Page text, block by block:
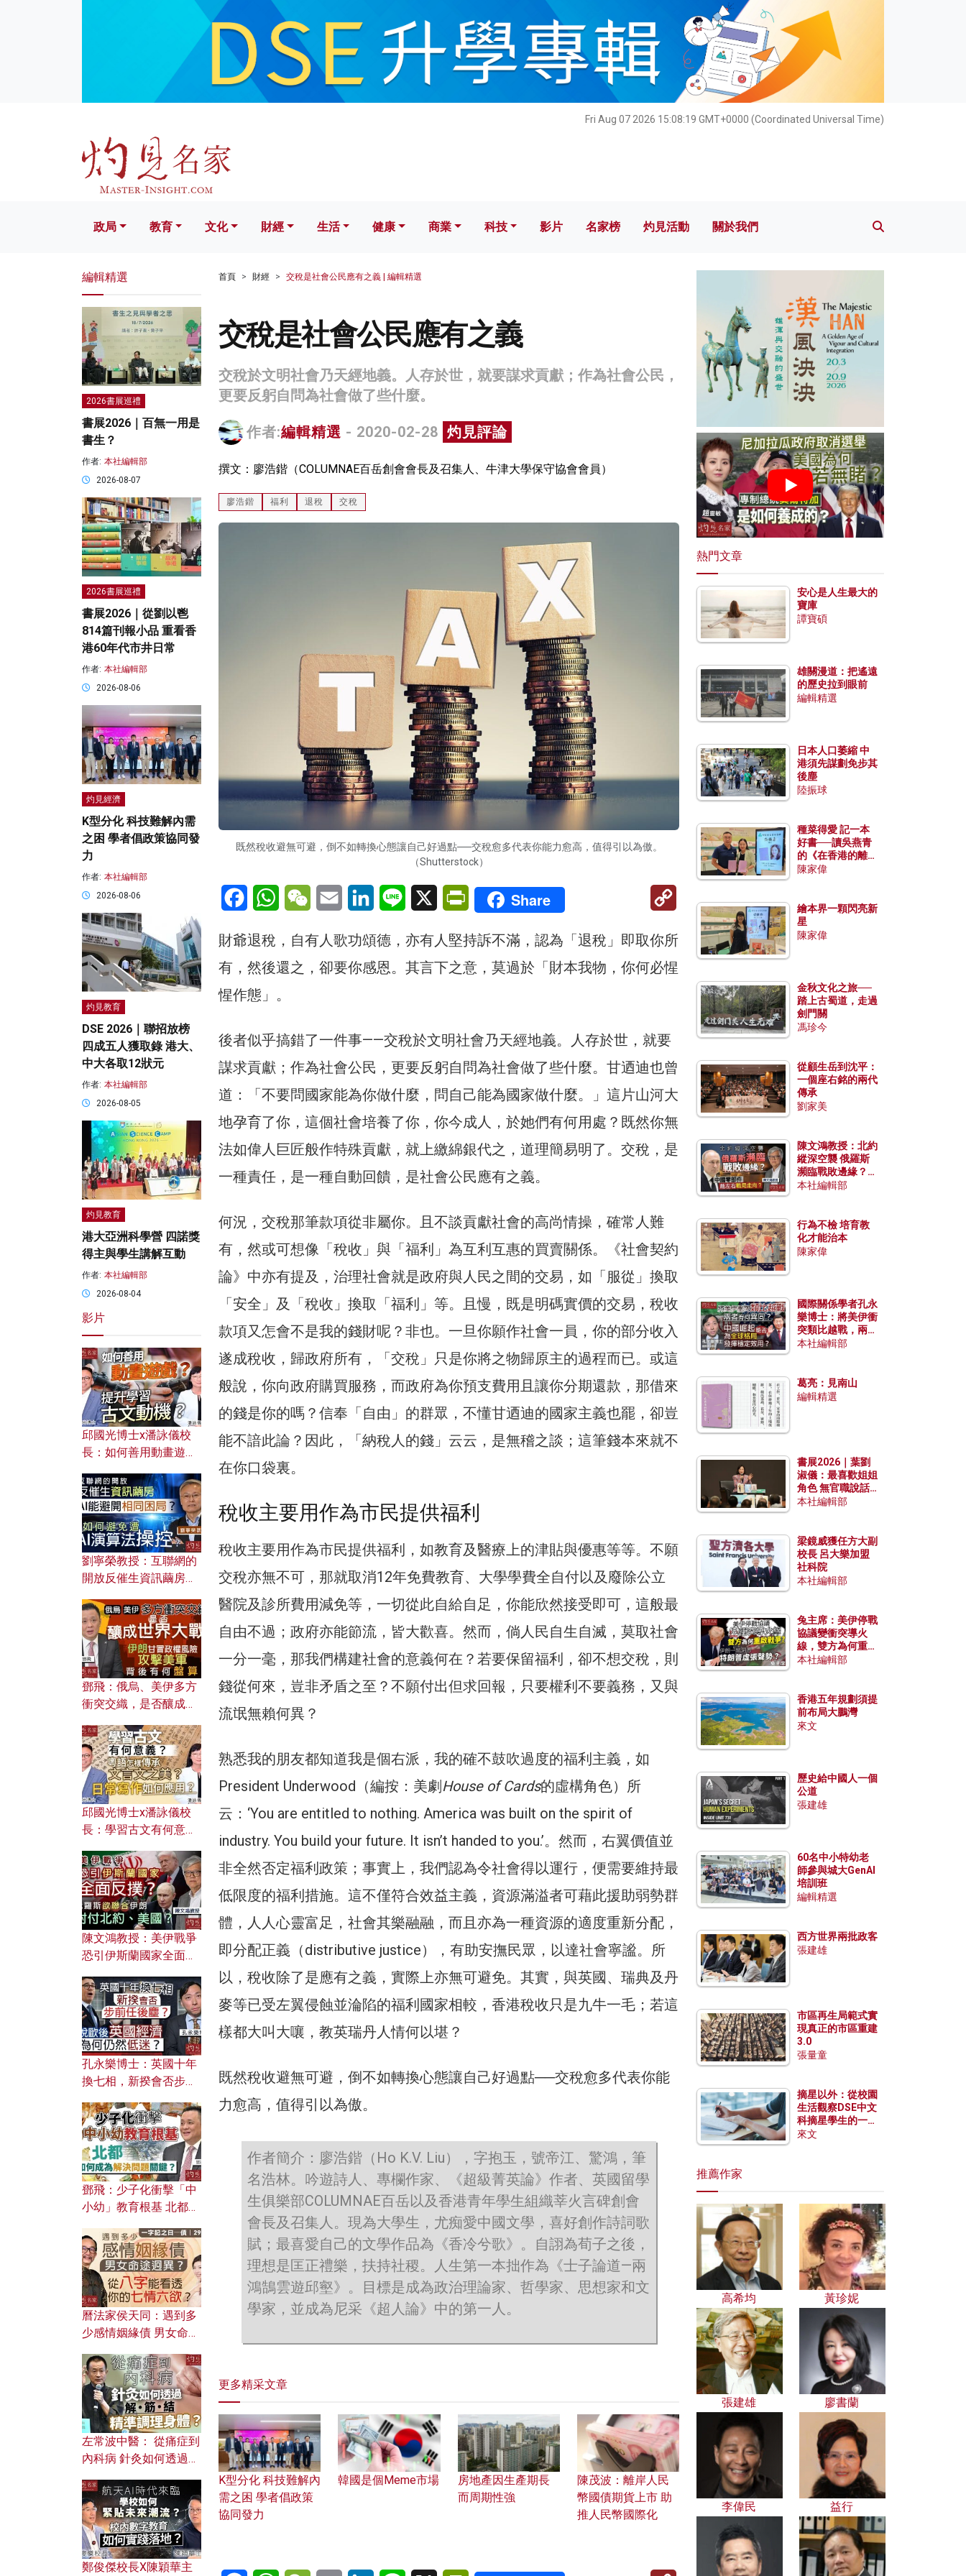
Fri Aug 07 2026 15:08:21 GMT+0000 (Coordinated Universal Time)
文化 財經 生活 健康 科技 影片 名家榜 灼見活動 關於我們
政局 教育 文化 財經 生活 健康 商業 科技 影片 名家榜 灼見活動 關於我們
首頁 財經 交稅是社會公民應有之義 | 編輯精選
交稅是社會公民應有之義
交稅於文明社會乃天經地義。人存於世，就要謀求貢獻；作為社會公民，
更要反躬自問為社會做了些什麼。
作者:編輯精選 - 2020-02-28 灼見評論
撰文：廖浩鍇（COLUMNAE百岳創會會長及召集人、牛津大學保守協會會員）
廖浩鍇 福利 退稅 交稅
既然稅收避無可避，倒不如轉換心態讓自己好過點──交稅愈多代表你能力愈高，值得引以為傲。
（Shutterstock）
FacebookWhatsAppWeChatEmail LinkedInLine X PrintFriendly
Share
Link
財爺退稅，自有人歌功頌德，亦有人堅持訴不滿，認為「退稅」即取你所
有，然後還之，卻要你感恩。其言下之意，莫過於「財本我物，你何必惺
惺作態」。
後者似乎搞錯了一件事——交稅於文明社會乃天經地義。人存於世，就要
謀求貢獻；作為社會公民，更要反躬自問為社會做了些什麼。甘迺迪也曾
道：「不要問國家能為你做什麼，問自己能為國家做什麼。」這片山河大
地孕育了你，這個社會培養了你，你今成人，於她們有何用處？既然你無
法如偉人巨匠般作特殊貢獻，就上繳綿銀代之，道理簡易明了。交稅，是
一種責任，是一種自動回饋，是社會公民應有之義。
何況，交稅那筆款項從非屬你。且不談貢獻社會的高尚情操，確常人難
有，然或可想像「稅收」與「福利」為互利互惠的買賣關係。《社會契約
論》中亦有提及，治理社會就是政府與人民之間的交易，如「服從」換取
「安全」及「稅收」換取「福利」等。且慢，既是明碼實價的交易，稅收
款項又怎會不是我的錢財呢？非也。一旦你願作社會一員，你的部分收入
遂成稅收，歸政府所有，「交稅」只是你將之物歸原主的過程而已。或這
般說，你向政府購買服務，而政府為你預支費用且讓你分期還款，那借來
的錢是你的嗎？信奉「自由」的群眾，不懂甘迺迪的國家主義也罷，卻豈
能不諳此論？因此，「納稅人的錢」云云，是無稽之談；這筆錢本來就不
在你口袋裏。
稅收主要用作為市民提供福利
稅收主要用作為市民提供福利，如教育及醫療上的津貼與優惠等等。不願
交稅亦無不可，那就取消12年免費教育、大學學費全自付以及廢除公立
醫院及診所費用減免等，一切從此自給自足，你能欣然接受即可，這般最
自由不過；政府亦能節流，皆大歡喜。然而，倘人民自生自滅，莫取社會
一分一毫，那我們構建社會的意義何在？若要保留福利，卻不想交稅，則
錢從何來，豈非矛盾之至？不願付出但求回報，只要權利不要義務，又與
流氓無賴何異？
熟悉我的朋友都知道我是個右派，我的確不鼓吹過度的福利主義，如
President Underwood（編按：美劇 House of Cards的虛構角色）所
云：‘You are entitled to nothing. America was built on the spirit of
industry. You build your future. It isn’t handed to you.’。然而，右翼價值並
非全然否定福利政策；事實上，我們認為令社會得以運行，便需要維持最
低限度的福利措施。這不僅符合效益主義，資源滿溢者可藉此援助弱勢群
體，人人心靈富足，社會其樂融融，而且亦為一種資源的適度重新分配，
即分配正義（distributive justice），有助安撫民眾，以達社會寧謐。所
以，稅收除了是應有之義，實際上亦無可避免。其實，與英國、瑞典及丹
麥等已受左翼侵蝕並淪陷的福利國家相較，香港稅收只是九牛一毛；若這
樣都大叫大嚷，教英瑞丹人情何以堪？
既然稅收避無可避，倒不如轉換心態讓自己好過點──交稅愈多代表你能
力愈高，值得引以為傲。
作者簡介：廖浩鍇（Ho K.V. Liu），字抱玉，號帝江、驚鴻，筆
名浩林。吟遊詩人、專欄作家、《超級菁英論》作者、英國留學
生俱樂部COLUMNAE百岳以及香港青年學生組織莘火言碑創會
會長及召集人。現為大學生，尤痴愛中國文學，喜好創作詩詞歌
賦；最喜愛自己的文學作品為《香冷兮歌》。自詡為荀子之後，
理想是匡正禮樂，扶持社稷。人生第一本拙作為《士子論道—兩
鴻鵠雲遊邱壑》。目標是成為政治理論家、哲學家、思想家和文
學家，並成為尼采《超人論》中的第一人。
更多精采文章
K型分化 科技難解內
需之困 學者倡政策
協同發力
韓國是個Meme市場
房地產因生產期長
而周期性強
陳茂波：離岸人民
幣國債期貨上市 助
推人民幣國際化
編輯精選
2026書展巡禮
書展2026｜百無一用是
書生？
作者: 本社編輯部
2026-08-07
2026書展巡禮
書展2026｜從劉以鬯
814篇刊報小品 重看香
港60年代市井日常
作者: 本社編輯部
2026-08-06
灼見經濟
K型分化 科技難解內需
之困 學者倡政策協同發
力
作者: 本社編輯部
2026-08-06
灼見教育
DSE 2026｜聯招放榜
四成五人獲取錄 港大、
中大各取12狀元
作者: 本社編輯部
2026-08-05
灼見教育
港大亞洲科學營 四諾獎
得主與學生講解互動
作者: 本社編輯部
2026-08-04
影片
邱國光博士x潘詠儀校
長：如何善用動畫遊戲
劉寧榮教授：互聯網的
開放反催生資訊繭房，
何避免遭AI演算法操
控？
鄧飛：俄烏、美伊多方
衝突交織，是否釀成世
風險攻擊美軍，背後有
何盤算？
邱國光博士x潘詠儀校
長：學習古文有何意
文之美？ 日常寫作如何
應用？
陳文鴻教授：美伊戰爭
恐引伊斯蘭國家全面反
對付北約美國？
孔永樂博士：英國十年
換七相，新揆會否步前
濟為何仍然低迷？
鄧飛：少子化衝擊「中
小幼」教育根基 北都如
曆法家侯天同：遇到多
少感情姻緣債 男女命途
的七情六欲？
左常波中醫： 從痛症到
內科病 針灸如何透過解
鄭俊傑校長X陳穎華主
熱門文章
安心是人生最大的
寶庫
譚寶碩
雄關漫道：把遙遠
的歷史拉到眼前
編輯精選
日本人口萎縮 中
港須先謀劃免步其
後塵
陸振球
種菜得愛 記一本
好書──讀吳燕青
的《在香港的離島
種菜》
陳家偉
繪本界一顆閃亮新
星
陳家偉
金秋文化之旅──
踏上古蜀道，走過
劍門關
馮珍今
從顧生岳到沈平：
一個座右銘的兩代
傳承
劉家美
陳文鴻教授：北約
縱深空襲 俄羅斯
瀕臨戰敗邊緣？中
國零部件能左右戰
本社編輯部
行為不檢 培育教
化才能治本
陳家偉
國際關係學者孔永
樂博士：將美伊衝
突類比越戰，兩者
有何異同？中國崛
本社編輯部
葛亮：見南山
編輯精選
書展2026｜葉劉
淑儀：最喜歡姐姐
角色 無官職說話
包袱少
本社編輯部
梁鏡威獲任方大副
校長 呂大樂加盟
社科院
本社編輯部
兔主席：美伊停戰
協議變衝突導火
線，雙方為何重啟
戰爭？伊朗一早洞
本社編輯部
香港五年規劃須提
前布局大鵬灣
來文
歷史給中國人一個
公道
張建雄
60名中小特幼老
師參與城大GenAI
培訓班
編輯精選
西方世界兩批政客
張建雄
市區再生局範式實
現真正的市區重建
3.0
張量童
摘星以外：從校園
生活觀察DSE中文
科摘星學生的一點
特質
來文
推薦作家
高希均 黃珍妮
張建雄 廖書蘭
李偉民 益行